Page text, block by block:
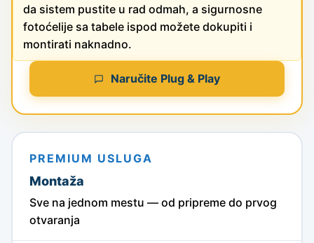
da sistem pustite u rad odmah, a sigurnosne
fotoćelije sa tabele ispod možete dokupiti i
montirati naknadno.
Naručite Plug & Play
PREMIUM USLUGA
Montaža
Sve na jednom mestu — od pripreme do prvog
otvaranja